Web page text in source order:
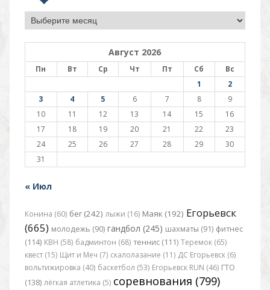
Архив
Август 2026
Пн Вт Ср Чт Пт Сб
Вс
1
2
3
4 5 6 7 8
9
10
11 12 13 14 15
16
17
18 19 20 21 22
23
24
25 26 27 28 29
30
31
« Июл
Конина (60) бег (242) лыжи (16) Маяк (192) Егорьевск
(665) молодежь (90) гандбол (245) шахматы (91) фитнес
(114) КВН (58) бадминтон (68) теннис (111) Теремок (65)
квест (15) Щит и Меч (7) скалолазание (11) ДС Егорьевск (6)
вольтижировка (40) баскетбол (53) Егорьевск RUN (46) ГТО
(138) лёгкая атлетика (5) соревнования (799)